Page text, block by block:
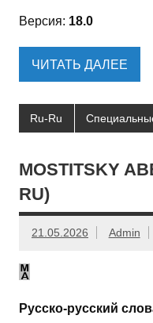
Версия: 18.0
ЧИТАТЬ ДАЛЕЕ
Ru-Ru
MOSTITSKY
RU)
21.05.2026 Admin
Русско-русский